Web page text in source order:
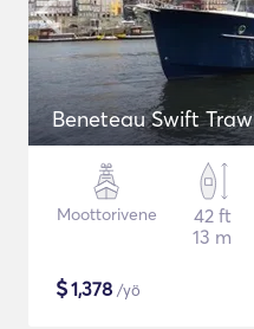
Beneteau Swift
Moottorivene
42 ft
13 m
$1,378 /yö